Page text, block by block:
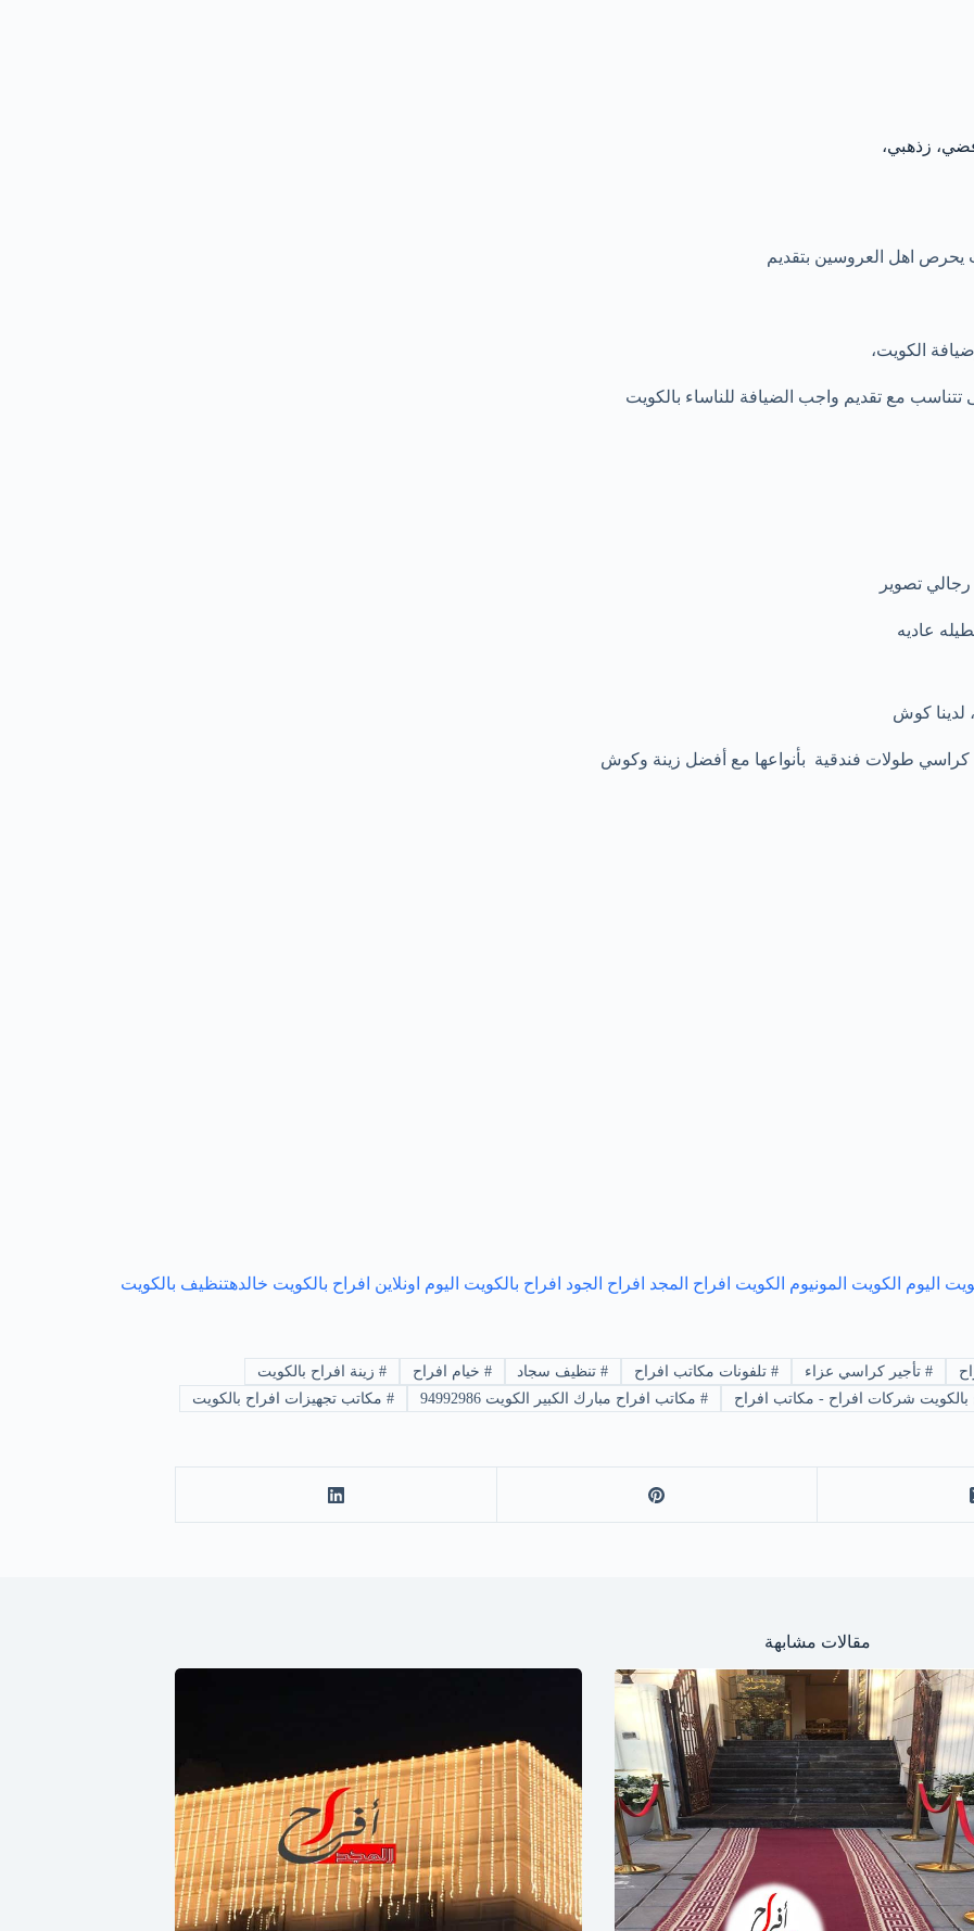
يحرص اهل العروسين بتقديم
الكويت،
مع تقديم واجب الضيافة للناساء بالكويت
تصوير
عاديه
لدينا كوش
طولات فندقية بأنواعها مع أفضل زينة وكوش
اليوم الكويت المونيوم الكويت افراح المجد افراح الجود افراح بالكويت اليوم اونلاين افراح بالكويت خالدهتنظيف بالكويت
# تأجير كراسي عزاء #تلفونات مكاتب افراح #تنظيف سجاد # خيام افراح # زينة افراح بالكويت
بالكويت شركات افراح - مكاتب افراح # مكاتب افراح مبارك الكبير الكويت 94992986 # مكاتب تجهيزات افراح بالكويت
مقالات مشابهة